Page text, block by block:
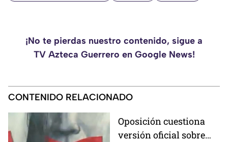
¡No te pierdas nuestro contenido, sigue a
TV Azteca Guerrero en Google News!
CONTENIDO RELACIONADO
Oposición cuestiona
versión oficial sobre